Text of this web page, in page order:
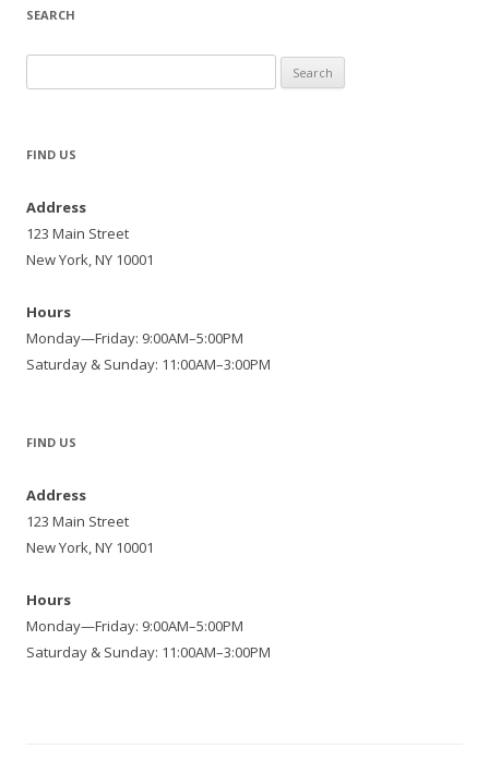
SEARCH
for:
FIND US
Address
123 Main Street
New York, NY 10001
Hours
Monday—Friday: 9:00AM–5:00PM
Saturday & Sunday: 11:00AM–3:00PM
FIND US
Address
123 Main Street
New York, NY 10001
Hours
Monday—Friday: 9:00AM–5:00PM
Saturday & Sunday: 11:00AM–3:00PM